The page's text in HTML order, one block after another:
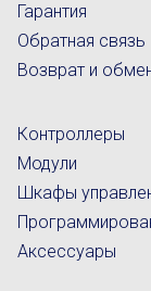
Гарантия
Обратная связь
Возврат и
Контроллеры
Модули
Шкафы
Аксессуары